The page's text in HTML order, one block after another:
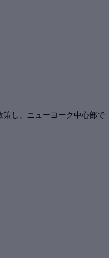
し、ニューヨーク中心部で